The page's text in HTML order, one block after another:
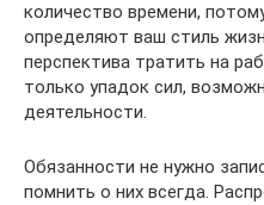
количество времени,
определяют ваш стиль
перспектива тратить на
только упадок сил,
деятельности.
Обязанности не нужно
помнить о них всегда.